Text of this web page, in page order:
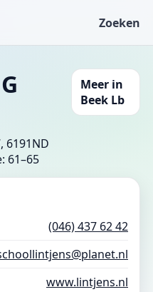
Zoeken
6191ND
61–65
Meer in
Beek Lb
(046) 437 62 42
www.lintjens.nl